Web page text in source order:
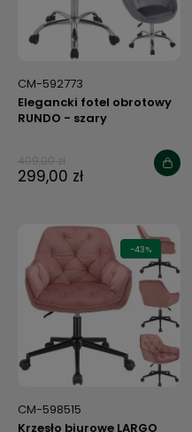
CM-592773
Elegancki fotel obrotowy
RUNDO - szary
299,00 zł
CM-598515
Krzesło biurowe LARGO
-43%